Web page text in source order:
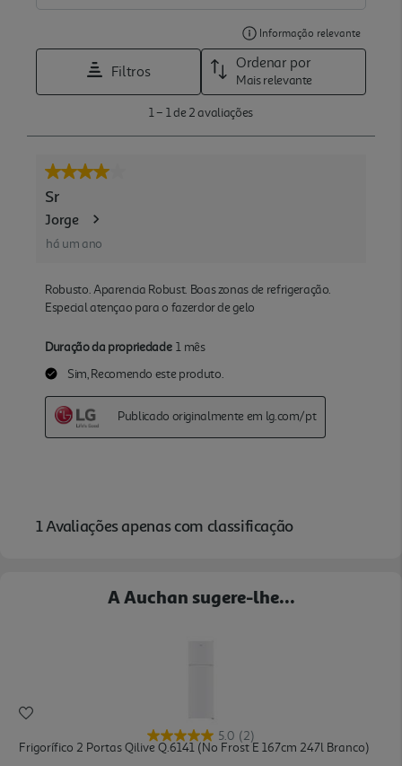
A Auchan sugere-lhe...
5.0 (2)
Frigorífico 2 Portas Qilive Q.6141 (no Frost E 167cm 247l Branco)